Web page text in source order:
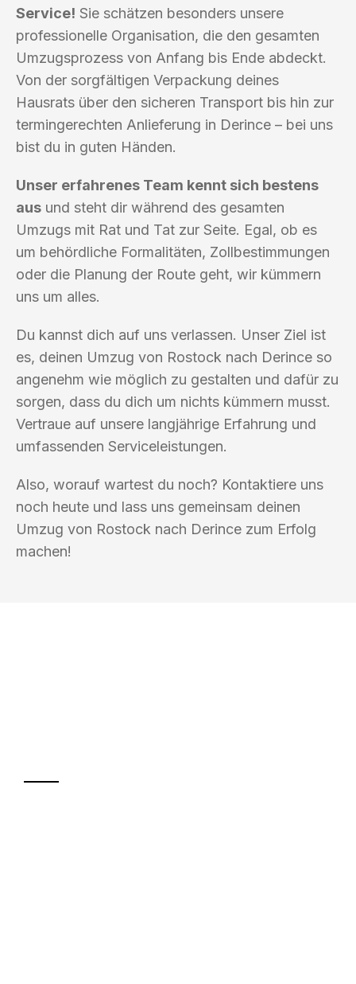
Service! Sie schätzen besonders unsere
professionelle Organisation, die den gesamten
Umzugsprozess von Anfang bis Ende abdeckt.
Von der sorgfältigen Verpackung deines
Hausrats über den sicheren Transport bis hin zur
termingerechten Anlieferung in Derince – bei uns
bist du in guten Händen.
Unser erfahrenes Team kennt sich bestens
aus und steht dir während des gesamten
Umzugs mit Rat und Tat zur Seite. Egal, ob es
um behördliche Formalitäten, Zollbestimmungen
oder die Planung der Route geht, wir kümmern
uns um alles.
Du kannst dich auf uns verlassen. Unser Ziel ist
es, deinen Umzug von Rostock nach Derince so
angenehm wie möglich zu gestalten und dafür zu
sorgen, dass du dich um nichts kümmern musst.
Vertraue auf unsere langjährige Erfahrung und
umfassenden Serviceleistungen.
Also, worauf wartest du noch? Kontaktiere uns
noch heute und lass uns gemeinsam deinen
Umzug von Rostock nach Derince zum Erfolg
machen!